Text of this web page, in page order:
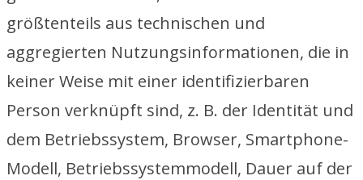
größtenteils aus technischen und
aggregierten Nutzungsinformationen, die in
keiner Weise mit einer identifizierbaren
Person verknüpft sind, z. B. der Identität und
dem Betriebssystem, Browser, Smartphone-
Modell, Betriebssystemmodell, Dauer auf der